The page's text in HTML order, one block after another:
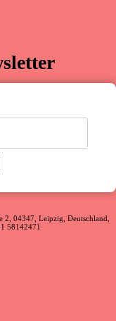
2, 04347, Leipzig, Deutschland,
58142471